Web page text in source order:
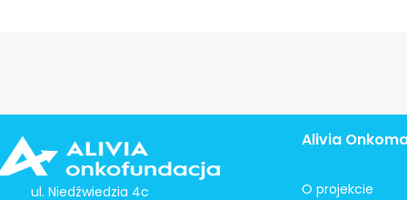
ul. Niedźwiedzia 4c
Alivia
O projekcie